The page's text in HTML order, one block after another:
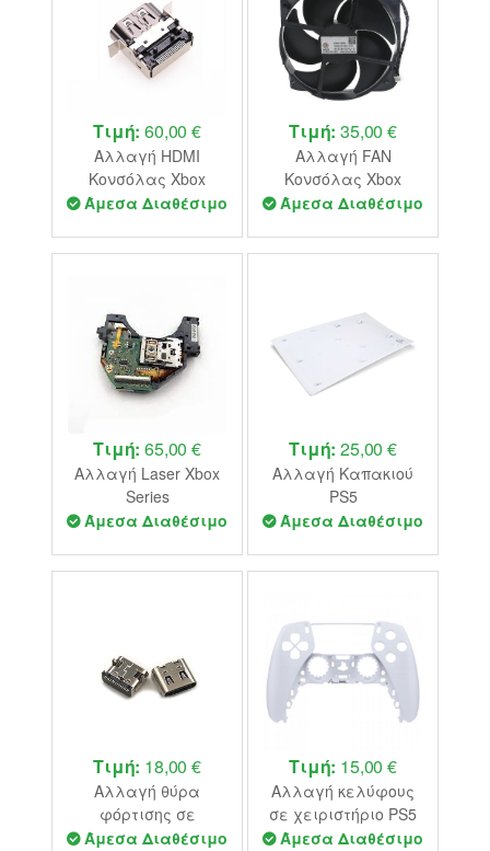
Τιμή:60,00 €
Αλλαγή HDMI
Κονσόλας Xbox
Series
Άμεσα Διαθέσιμο
Τιμή:35,00 €
Αλλαγή FAN
Κονσόλας Xbox
Series
Άμεσα Διαθέσιμο
Τιμή:65,00 €
Αλλαγή Laser Xbox
Series
Άμεσα Διαθέσιμο
Τιμή:25,00 €
Αλλαγή Καπακιού
PS5
Άμεσα Διαθέσιμο
Τιμή: 18,00 €
Αλλαγή θύρα
φόρτισης σε
χειριστήριο PS5
Άμεσα Διαθέσιμο
Τιμή: 15,00 €
Αλλαγή κελύφους
σε χειριστήριο PS5
Άμεσα Διαθέσιμο